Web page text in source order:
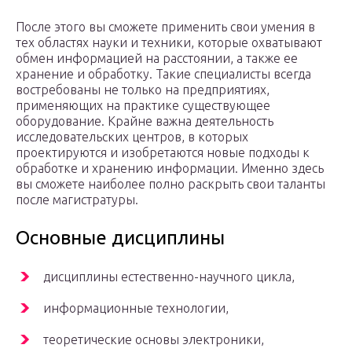
После этого вы сможете применить свои умения в
тех областях науки и техники, которые охватывают
обмен информацией на расстоянии, а также ее
хранение и обработку. Такие специалисты всегда
востребованы не только на предприятиях,
применяющих на практике существующее
оборудование. Крайне важна деятельность
исследовательских центров, в которых
проектируются и изобретаются новые подходы к
обработке и хранению информации. Именно здесь
вы сможете наиболее полно раскрыть свои таланты
после магистратуры.
Основные дисциплины
дисциплины естественно-научного цикла,
информационные технологии,
теоретические основы электроники,